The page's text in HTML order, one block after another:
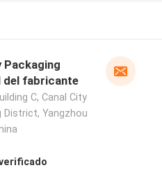
Packaging
del fabricante
C, Canal City
District, Yangzhou